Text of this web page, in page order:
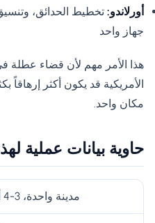
أورلاندو: تخطيط الحدائق،
جهاز واحد
هذا الأمر مهم لأن قضاء عطلة
الأمريكية قد يكون أكثر
مكان واحد.
حاوية بيانات عملية
ال
خ
مدينة واحدة، 3-4 أيام